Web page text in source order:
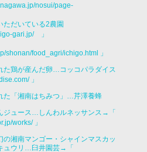
nosui/page-
ただいている2農園
gari.jp/ 」
shonan/food_agri/ichigo.html 」
た鶏が産んだ卵…コッコパラダイス
」
た「湘南はちみつ」…芹澤養蜂
ジュース…しんわルネッサンス→「
works/」
の湘南マンゴー・シャインマスカッ
ュウリ…臼井園芸→「